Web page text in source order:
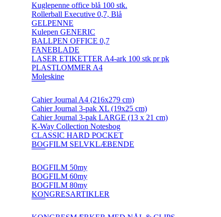
Kuglepenne office blå 100 stk.
Rollerball Executive 0,7, Blå
GELPENNE
Kulepen GENERIC
BALLPEN OFFICE 0,7
FANEBLADE
LASER ETIKETTER A4-ark 100 stk pr pk
PLASTLOMMER A4
Moleskine
Cahier Journal A4 (216x279 cm)
Cahier Journal 3-pak XL (19x25 cm)
Cahier Journal 3-pak LARGE (13 x 21 cm)
K-Way Collection Notesbog
CLASSIC HARD POCKET
BOGFILM SELVKLÆBENDE
BOGFILM 50my
BOGFILM 60my
BOGFILM 80my
KONGRESARTIKLER